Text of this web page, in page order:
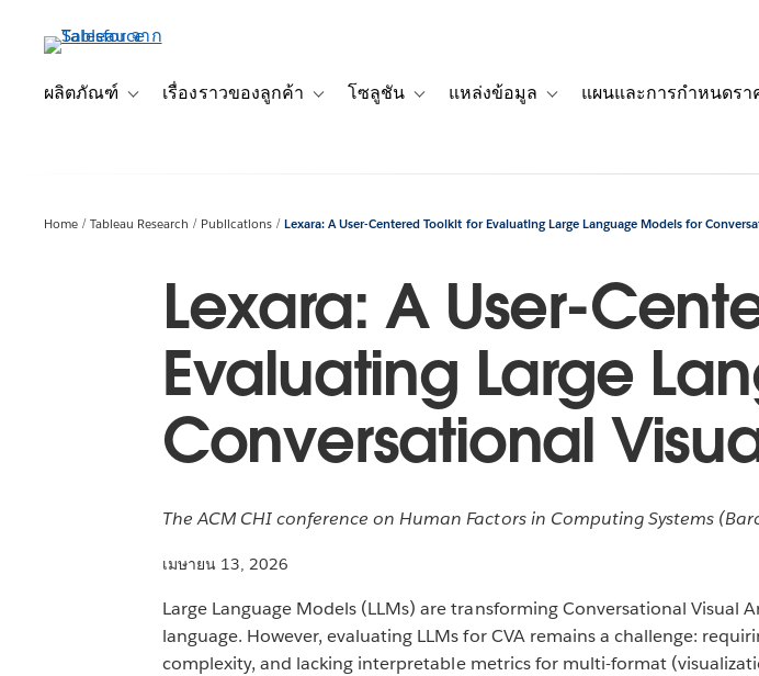
เนื้อหาผลิตภัณฑ์
Toggle sub-navigation for ผลิตภัณฑ์
เรื่องราวของลูกค้า
Toggle sub-navigation for เรื่องราวของลูกค้า
โซลูชัน
Toggle sub-navigation for โซลูชัน
แหล่งข้อมูล แผนและการกำหนดรา
Home Tableau Research Publications Lexara: A User-Centered Toolkit for Evaluating Large Language Models for
Lexara: A User-
Evaluating Large
Conversational
The ACM CHI conference on Human Factors in Computing Systems
เมษายน 13, 2026
Large Language Models (LLMs) are transforming Conversational Visual
language. However, evaluating LLMs for CVA remains a challenge:
complexity, and lacking interpretable metrics for multi-format